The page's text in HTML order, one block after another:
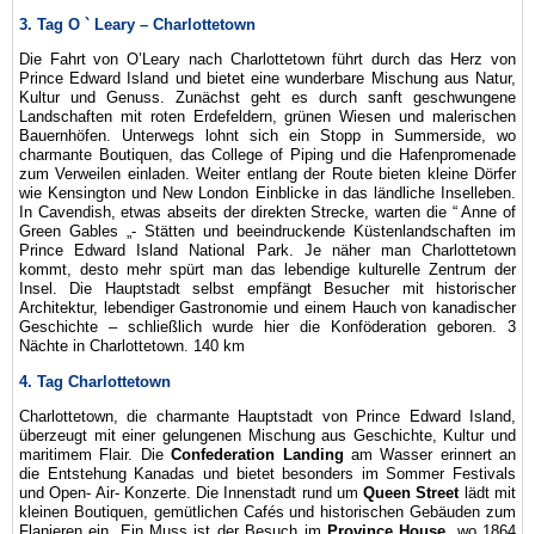
3. Tag O ` Leary – Charlottetown
Die Fahrt von O’Leary nach Charlottetown führt durch das Herz von
Prince Edward Island und bietet eine wunderbare Mischung aus Natur,
Kultur und Genuss. Zunächst geht es durch sanft geschwungene
Landschaften mit roten Erdefeldern, grünen Wiesen und malerischen
Bauernhöfen. Unterwegs lohnt sich ein Stopp in Summerside, wo
charmante Boutiquen, das College of Piping und die Hafenpromenade
zum Verweilen einladen. Weiter entlang der Route bieten kleine Dörfer
wie Kensington und New London Einblicke in das ländliche Inselleben.
In Cavendish, etwas abseits der direkten Strecke, warten die “ Anne of
Green Gables „- Stätten und beeindruckende Küstenlandschaften im
Prince Edward Island National Park. Je näher man Charlottetown
kommt, desto mehr spürt man das lebendige kulturelle Zentrum der
Insel. Die Hauptstadt selbst empfängt Besucher mit historischer
Architektur, lebendiger Gastronomie und einem Hauch von kanadischer
Geschichte – schließlich wurde hier die Konföderation geboren. 3
Nächte in Charlottetown. 140 km
4. Tag Charlottetown
Charlottetown, die charmante Hauptstadt von Prince Edward Island,
überzeugt mit einer gelungenen Mischung aus Geschichte, Kultur und
maritimem Flair. DieConfederation Landing am Wasser erinnert an
die Entstehung Kanadas und bietet besonders im Sommer Festivals
und Open- Air- Konzerte. Die Innenstadt rund umQueen Street lädt mit
kleinen Boutiquen, gemütlichen Cafés und historischen Gebäuden zum